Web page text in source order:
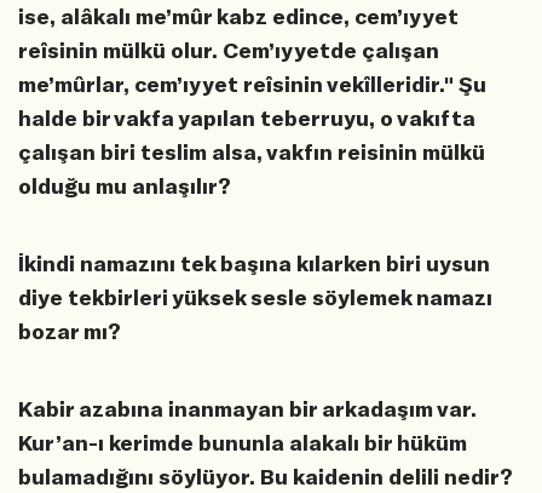
ise, alâkalı me’mûr kabz edince, cem’ıyyet
reîsinin mülkü olur. Cem’ıyyetde çalışan
me’mûrlar, cem’ıyyet reîsinin vekîlleridir." Şu
halde bir vakfa yapılan teberruyu, o vakıfta
çalışan biri teslim alsa, vakfın reisinin mülkü
olduğu mu anlaşılır?
İkindi namazını tek başına kılarken biri uysun
diye tekbirleri yüksek sesle söylemek namazı
bozar mı?
Kabir azabına inanmayan bir arkadaşım var.
Kur’an-ı kerimde bununla alakalı bir hüküm
bulamadığını söylüyor. Bu kaidenin delili nedir?